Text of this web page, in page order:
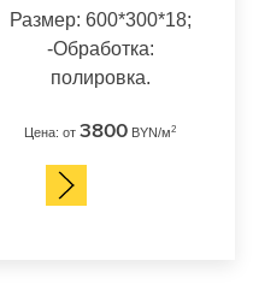
Размер: 600*300*18;
-Обработка:
полировка.
Цена: от 3800BYN/м2